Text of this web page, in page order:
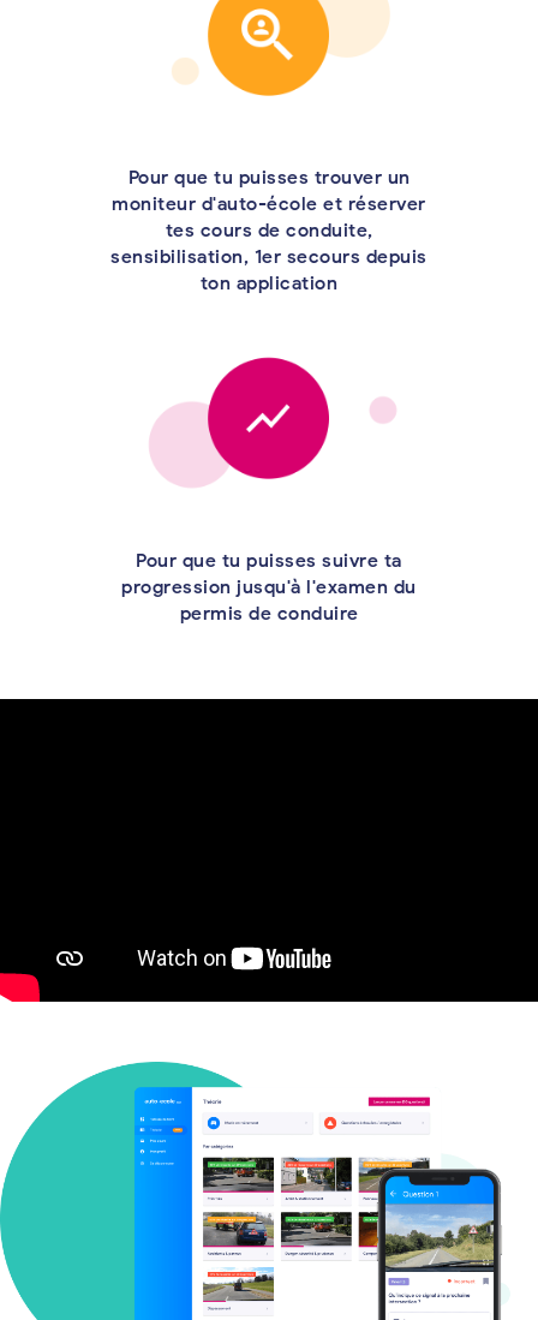
Pour que tu puisses trouver un
moniteur d'auto-école et réserver
tes cours de conduite,
sensibilisation, 1er secours depuis
ton application
Pour que tu puisses suivre ta
progression jusqu'à l'examen du
permis de conduire